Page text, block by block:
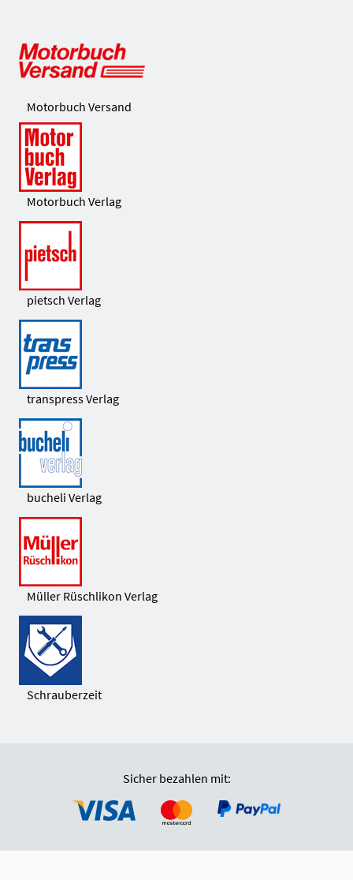
Motorbuch Versand
Motorbuch Verlag
pietsch Verlag
transpress Verlag
bucheli Verlag
Müller Rüschlikon Verlag
Schrauberzeit
Sicher bezahlen mit: